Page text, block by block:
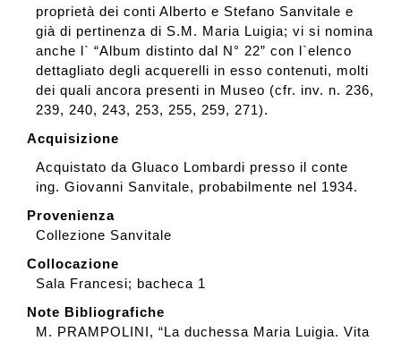
proprietà dei conti Alberto e Stefano Sanvitale e
già di pertinenza di S.M. Maria Luigia; vi si nomina
anche l` “Album distinto dal N° 22” con l`elenco
dettagliato degli acquerelli in esso contenuti, molti
dei quali ancora presenti in Museo (cfr. inv. n. 236,
239, 240, 243, 253, 255, 259, 271).
Acquisizione
Acquistato da Gluaco Lombardi presso il conte
ing. Giovanni Sanvitale, probabilmente nel 1934.
Provenienza
Collezione Sanvitale
Collocazione
Sala Francesi; bacheca 1
Note Bibliografiche
M. PRAMPOLINI, “La duchessa Maria Luigia. Vita